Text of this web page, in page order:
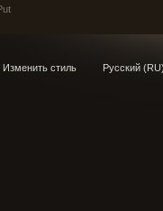
Изменить стиль Русский